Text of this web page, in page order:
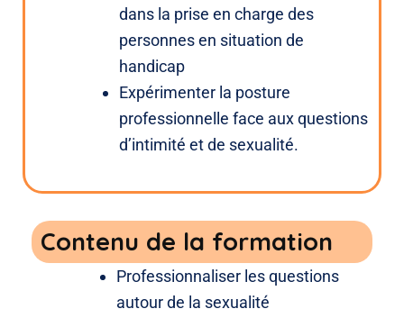
dans la prise en charge des
personnes en situation de
handicap
Expérimenter la posture
professionnelle face aux questions
d’intimité et de sexualité.
Contenu de la formation
Professionnaliser les questions
autour de la sexualité